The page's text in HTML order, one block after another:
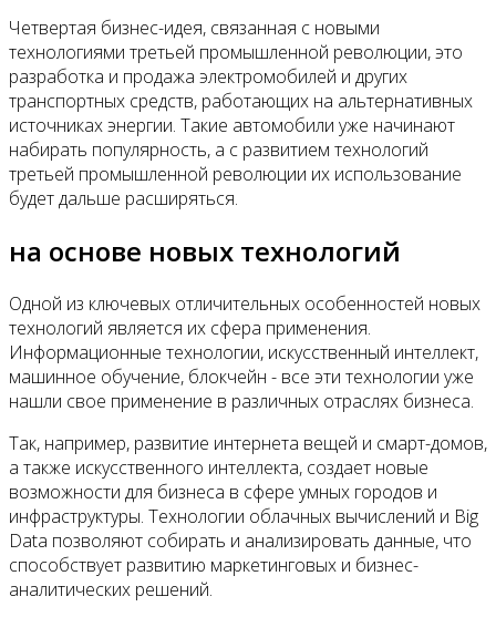
Четвертая бизнес-идея, связанная с новыми
технологиями третьей промышленной революции, это
разработка и продажа электромобилей и других
транспортных средств, работающих на альтернативных
источниках энергии. Такие автомобили уже начинают
набирать популярность, а с развитием технологий
третьей промышленной революции их использование
будет дальше расширяться.
на основе новых технологий
Одной из ключевых отличительных особенностей новых
технологий является их сфера применения.
Информационные технологии, искусственный интеллект,
машинное обучение, блокчейн - все эти технологии уже
нашли свое применение в различных отраслях бизнеса.
Так, например, развитие интернета вещей и смарт-домов,
а также искусственного интеллекта, создает новые
возможности для бизнеса в сфере умных городов и
инфраструктуры. Технологии облачных вычислений и Big
Data позволяют собирать и анализировать данные, что
способствует развитию маркетинговых и бизнес-
аналитических решений.